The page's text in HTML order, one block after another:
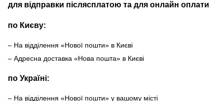
для відправки післясплатою та для онлайн оплати
по Києву:
– На відділення «Нової пошти» в Києві
– Адресна доставка «Нова пошта» в Києві
по Україні:
– На відділення «Нової пошти» у вашому місті